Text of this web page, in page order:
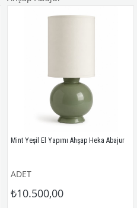
Mint Yeşil El Yapımı Ahşap Heka Abajur
ADET
₺10.500,00